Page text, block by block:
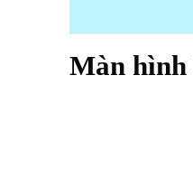
Màn hình